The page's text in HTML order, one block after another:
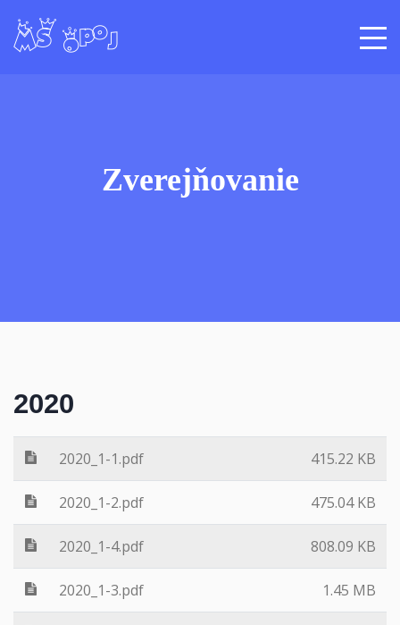
MS Opoj
Zverejňovanie
2020
2020_1-1.pdf 415.22 KB
2020_1-2.pdf 475.04 KB
2020_1-4.pdf 808.09 KB
2020_1-3.pdf 1.45 MB